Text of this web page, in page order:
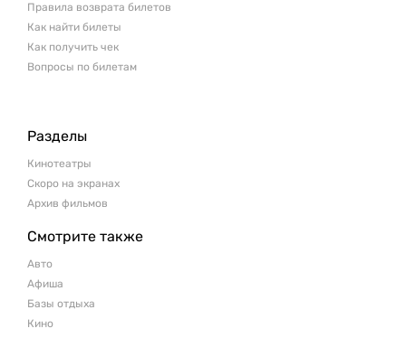
Правила возврата билетов
Как найти билеты
Как получить чек
Вопросы по билетам
Разделы
Кинотеатры
Скоро на экранах
Архив фильмов
Смотрите также
Авто
Афиша
Базы отдыха
Кино